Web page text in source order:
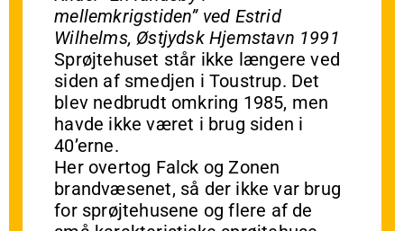
mellemkrigstiden” ved Estrid
Wilhelms, Østjydsk Hjemstavn 1991
Sprøjtehuset står ikke længere ved
siden af smedjen i Toustrup. Det
blev nedbrudt omkring 1985, men
havde ikke været i brug siden i
40’erne.
Her overtog Falck og Zonen
brandvæsenet, så der ikke var brug
for sprøjtehusene og flere af de